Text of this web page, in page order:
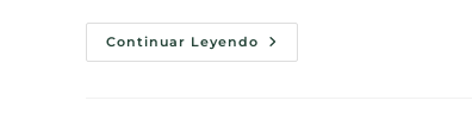
Continuar Leyendo